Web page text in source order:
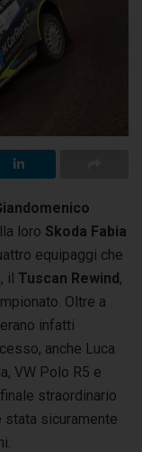
loro Skoda Fabia
equipaggi che
il Tuscan Rewind,
Oltre a
infatti
anche Luca
VW Polo R5 e
straordinario
stata sicuramente